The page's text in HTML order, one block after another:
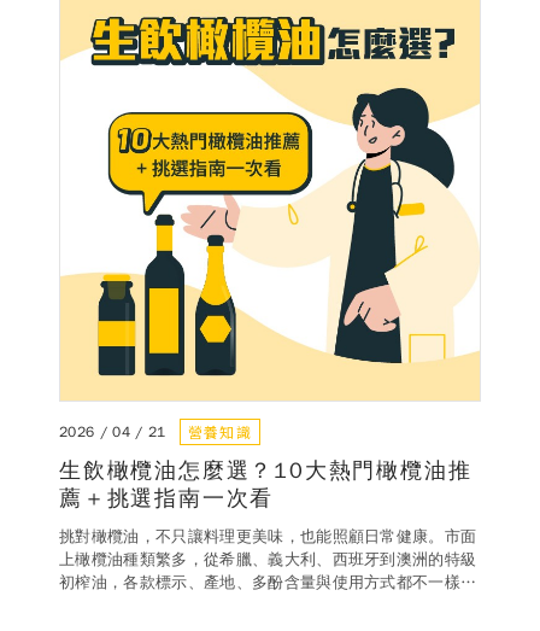
2026 / 04 / 21 營養知識
生飲橄欖油怎麼選？10大熱門橄欖油推
薦＋挑選指南一次看
挑對橄欖油，不只讓料理更美味，也能照顧日常健康。市面
上橄欖油種類繁多，從希臘、義大利、西班牙到澳洲的特級
初榨油，各款標示、產地、多酚含量與使用方式都不一樣，